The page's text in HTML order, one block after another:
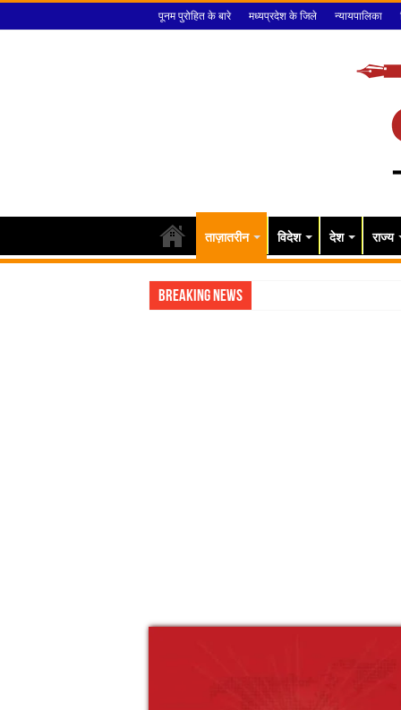
पूनम पुरोहित के बारे मध्यप्रदेश के जिले न्यायपालिका
ताज़ातरीन विदेश देश राज्य
Breaking News